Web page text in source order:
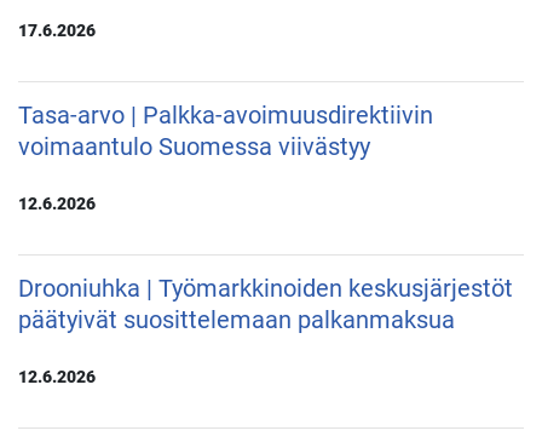
17.6.2026
Tasa-arvo | Palkka-avoimuusdirektiivin
voimaantulo Suomessa viivästyy
12.6.2026
Drooniuhka | Työmarkkinoiden keskusjärjestöt
päätyivät suosittelemaan palkanmaksua
12.6.2026